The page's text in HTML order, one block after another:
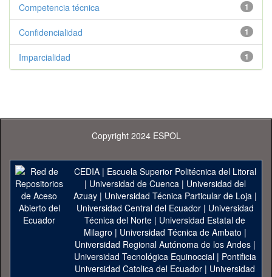
1
Competencia técnica
1
Confidencialidad
1
Imparcialidad
Copyright 2024 ESPOL
CEDIA| Escuela Superior Politécnica del Litoral
| Universidad de Cuenca| Universidad del
Azuay| Universidad Técnica Particular de Loja|
Universidad Central del Ecuador| Universidad
Técnica del Norte | Universidad Estatal de
Milagro | Universidad Técnica de Ambato |
Universidad Regional Autónoma de los Andes|
Universidad Tecnológica Equinoccial| Pontificia
Universidad Catolica del Ecuador | Universidad